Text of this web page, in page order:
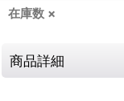
在庫数 ×
商品詳細